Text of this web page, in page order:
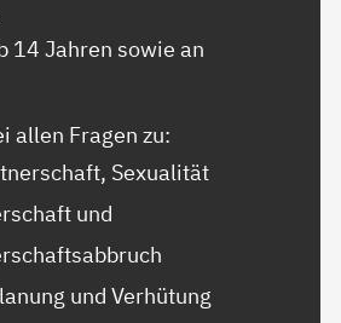
14 Jahren sowie an
allen Fragen zu:
Sexualität
und
und Verhütung